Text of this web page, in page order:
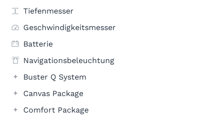
Tiefenmesser
Geschwindigkeitsmesser
Batterie
Navigationsbeleuchtung
Buster Q System
Canvas Package
Comfort Package